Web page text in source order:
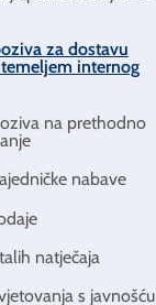
za dostavu
internog
na prethodno
nabave
natječaja
s javnošću